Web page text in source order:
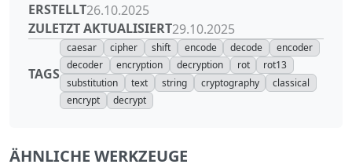
ERSTELLT26.10.2025
ZULETZT AKTUALISIERT29.10.2025
TAGS
caesar cipher shift encode decode
encoder
decoder
encryption decryption rot
rot13
substitution
text string cryptography
classical
encrypt
decrypt
ÄHNLICHE WERKZEUGE